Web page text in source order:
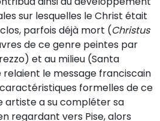
sur lesquelles le Christ était
parfois déjà mort (Christus
de ce genre peintes par
et au milieu (Santa
le message franciscain
formelles de ce
artiste a su compléter sa
regardant vers Pise, alors